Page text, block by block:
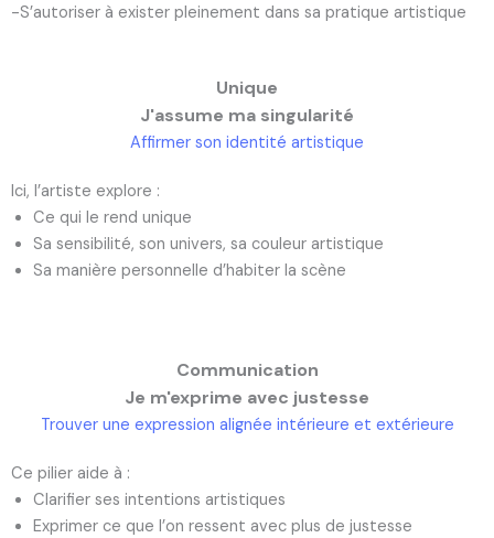
-S’autoriser à exister pleinement dans sa pratique artistique
Unique
J'assume ma singularité
Affirmer son identité artistique
Ici, l’artiste explore :
Ce qui le rend unique
Sa sensibilité, son univers, sa couleur artistique
Sa manière personnelle d’habiter la scène
Communication
Je m'exprime avec justesse
Trouver une expression alignée intérieure et extérieure
Ce pilier aide à :
Clarifier ses intentions artistiques
Exprimer ce que l’on ressent avec plus de justesse